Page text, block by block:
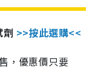
劑 >>按此選購<<
，優惠價只要